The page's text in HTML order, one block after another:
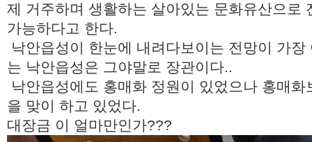
제 거주하며 생활하는 살아있는 문화유산으로
가능하다고 한다.
낙안읍성이 한눈에 내려다보이는 전망이 가
는 낙안읍성은 그야말로 장관이다..
낙안읍성에도 홍매화 정원이 있었으나 홍매
을 맞이 하고 있었다.
대장금 이 얼마만인가???